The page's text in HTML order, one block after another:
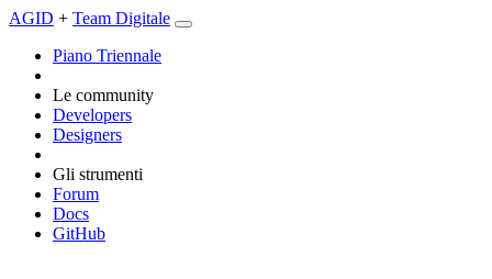
AGID + Team Digitale
Piano Triennale
Le community
Developers
Designers
Gli strumenti
Forum
Docs
GitHub